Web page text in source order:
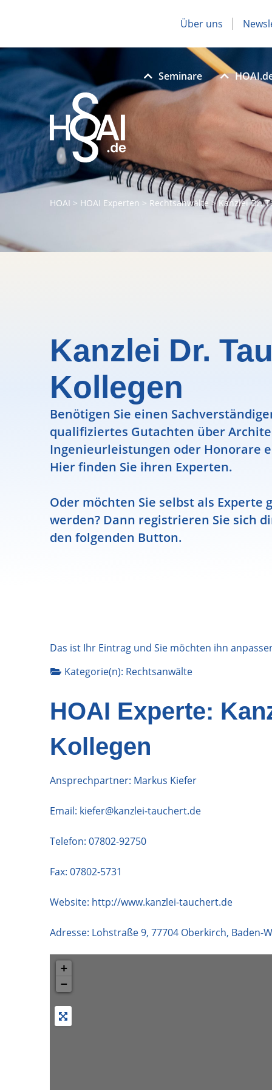
Über uns
Seminare
HOAI > HOAI Experten > Rechtsanwälte >Kanzlei Dr.
Kanzlei Dr.
Kollegen
Benötigen Sie einen
qualifiziertes Gutachten über
Ingenieurleistungen oder Honorare
Hier finden Sie ihren Experten.
Oder möchten Sie selbst als Experte
werden? Dann registrieren Sie sich
den folgenden Button.
Das ist Ihr Eintrag und Sie möchten ihn
Kategorie(n): Rechtsanwälte
HOAI Experte:
Kollegen
Ansprechpartner: Markus Kiefer
Email: kiefer@kanzlei-tauchert.de
Telefon: 07802-92750
Fax: 07802-5731
Website: http://www.kanzlei-tauchert.de
Adresse: Lohstraße 9, 77704 Oberkirch, Baden-
+
−